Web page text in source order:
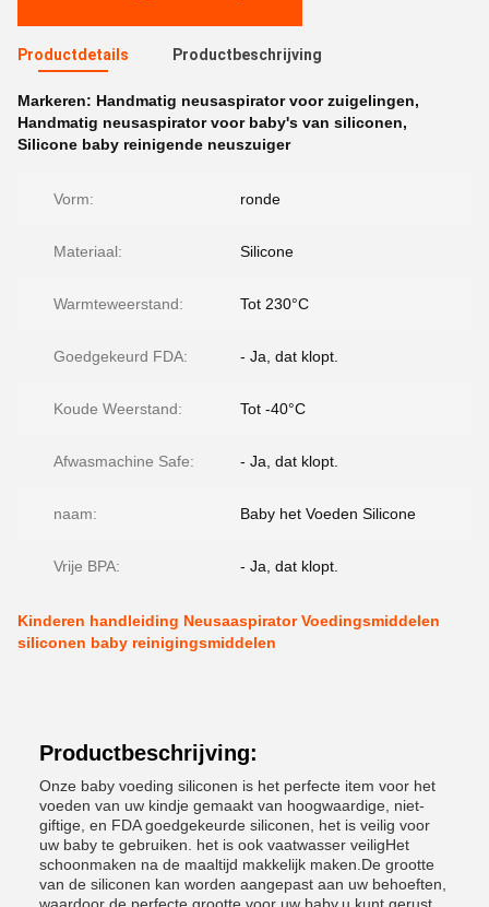
Productdetails Productbeschrijving
Markeren: Handmatig neusaspirator voor zuigelingen,
Handmatig neusaspirator voor baby's van siliconen,
Silicone baby reinigende neuszuiger
Vorm: ronde
Materiaal: Silicone
Warmteweerstand: Tot 230°C
Goedgekeurd FDA: - Ja, dat klopt.
Koude Weerstand: Tot -40°C
Afwasmachine Safe: - Ja, dat klopt.
naam: Baby het Voeden Silicone
Vrije BPA: - Ja, dat klopt.
Kinderen handleiding Neusaaspirator Voedingsmiddelen
siliconen baby reinigingsmiddelen
Productbeschrijving:
Onze baby voeding siliconen is het perfecte item voor het
voeden van uw kindje gemaakt van hoogwaardige, niet-
giftige, en FDA goedgekeurde siliconen, het is veilig voor
uw baby te gebruiken. het is ook vaatwasser veiligHet
schoonmaken na de maaltijd makkelijk maken.De grootte
van de siliconen kan worden aangepast aan uw behoeften,